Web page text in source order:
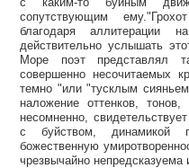
сопутствующим
благодаря
действительно услышать
Море поэт представлял
совершенно несочитаемых
темно "или "тусклым
наложение оттенков,
несомненно,
с буйством,
божественную
чрезвычайно непредсказуема